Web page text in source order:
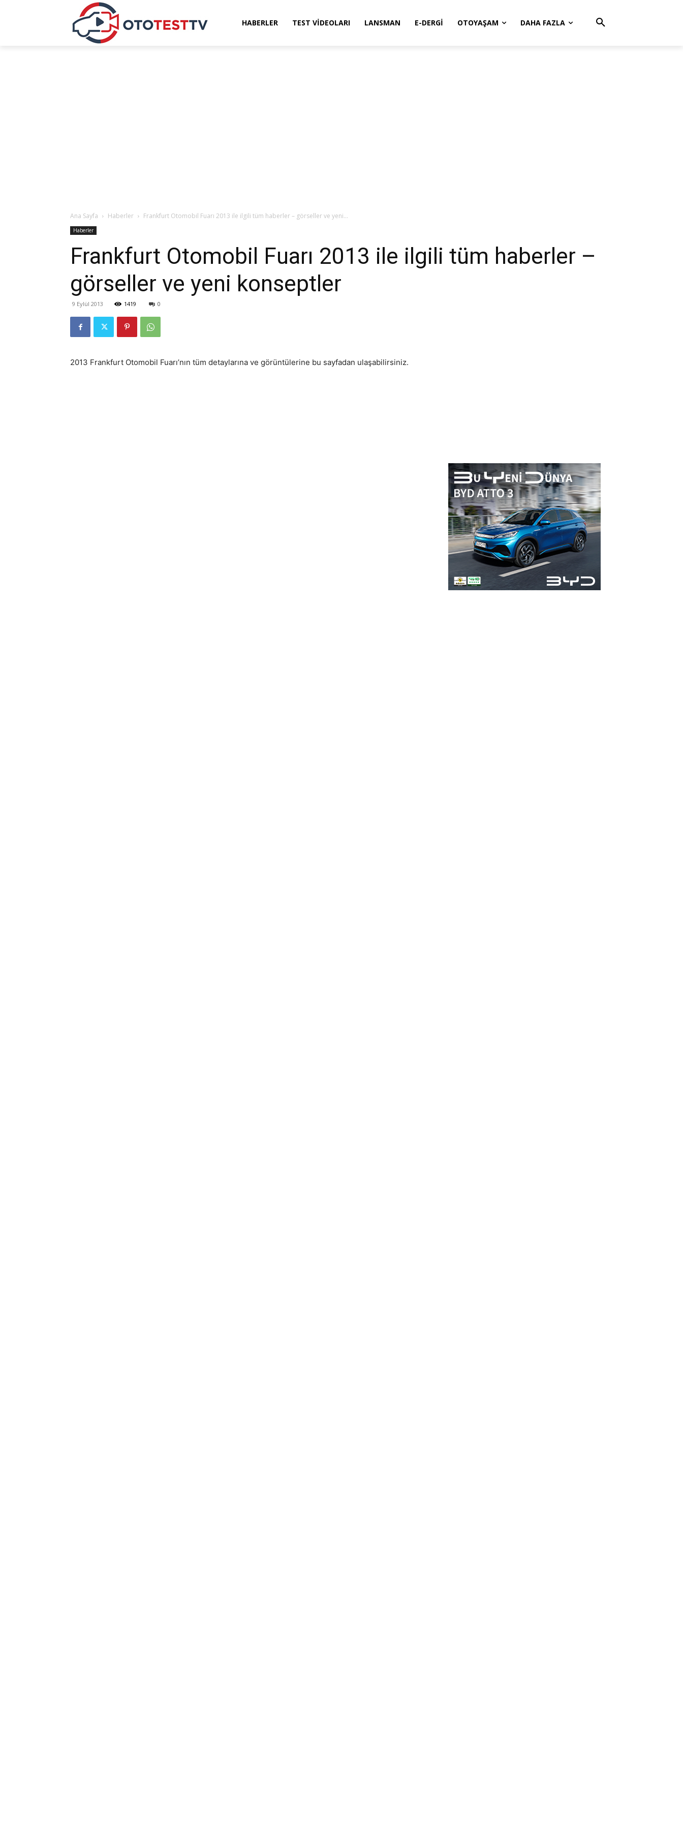
HABERLER TEST VIDEOLARI LANSMAN E-DERGI OTOYAŞAM DAHA FAZLA
Ana Sayfa Haberler Frankfurt Otomobil Fuarı 2013 ile ilgili tüm haberler – görseller ve yeni...
Haberler
Frankfurt Otomobil Fuarı 2013 ile ilgili tüm haberler –
görseller ve yeni konseptler
9 Eylül 2013 1419 0
2013 Frankfurt Otomobil Fuarı’nın tüm detaylarına ve görüntülerine bu sayfadan ulaşabilirsiniz.